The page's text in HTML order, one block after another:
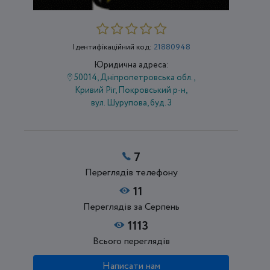
Ідентифікаційний код: 21880948
Юридична адреса:
50014, Дніпропетровська обл.,
Кривий Ріг, Покровський р-н,
вул. Шурупова, буд. 3
7
Переглядів телефону
11
Переглядів за Серпень
1113
Всього переглядів
Написати нам